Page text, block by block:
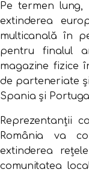
Pe termen
extinderea
multicanală în
pentru finalul
magazine fizice
de parteneriate
Spania și
Reprezentanții
România va
extinderea
comunitatea